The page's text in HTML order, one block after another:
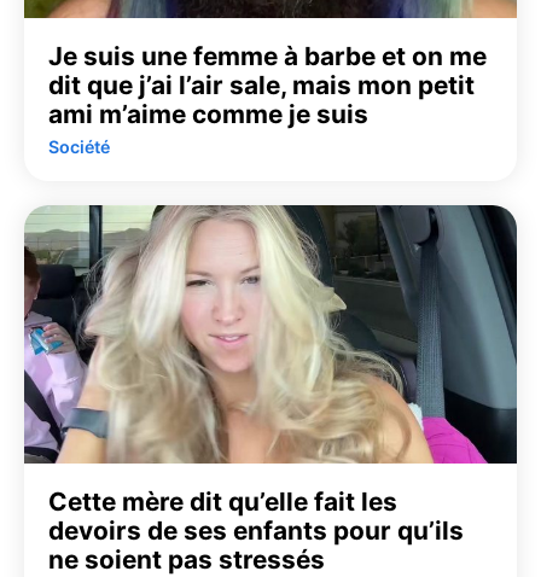
Je suis une femme à barbe et on me
dit que j’ai l’air sale, mais mon petit
ami m’aime comme je suis
Société
Cette mère dit qu’elle fait les
devoirs de ses enfants pour qu’ils
ne soient pas stressés